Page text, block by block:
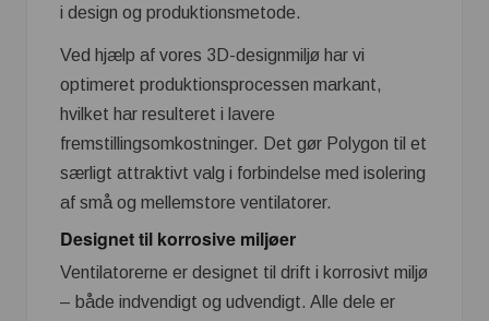
i design og produktionsmetode.
Ved hjælp af vores 3D-designmiljø har vi
optimeret produktionsprocessen markant,
hvilket har resulteret i lavere
fremstillingsomkostninger. Det gør Polygon til et
særligt attraktivt valg i forbindelse med isolering
af små og mellemstore ventilatorer.
Designet til korrosive miljøer
Ventilatorerne er designet til drift i korrosivt miljø
– både indvendigt og udvendigt. Alle dele er